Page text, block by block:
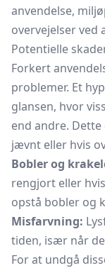
anvendelse,
overvejelser ved
Potentielle
Forkert
problemer. Et
glansen, hvor
end andre.
jævnt eller hvis
Bobler og
rengjort eller
opstå bobler og
Misfarvning:
tiden, især når
For at undgå